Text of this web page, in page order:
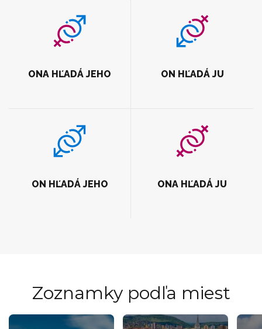
ONA HĽADÁ JEHO ON HĽADÁ JU
ON HĽADÁ JEHO ONA HĽADÁ JU
Zoznamky podľa miest